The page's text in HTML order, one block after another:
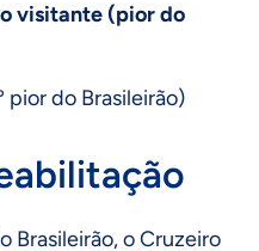
visitante (pior do
pior do Brasileirão)
Brasileirão, o Cruzeiro